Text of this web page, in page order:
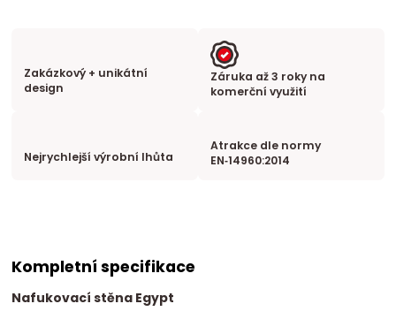
Zakázkový + unikátní
design
Záruka až 3 roky na
komerční využití
Nejrychlejší výrobní lhůta
Atrakce dle normy
EN‑14960:2014
Kompletní specifikace
Nafukovací stěna Egypt